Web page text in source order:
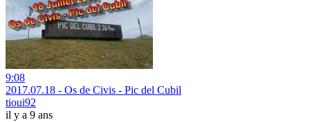
9:08
2017.07.18 - Os de Civis - Pic del Cubil
tioui92
il y a 9 ans